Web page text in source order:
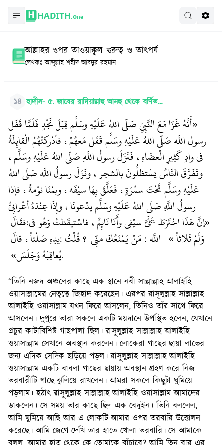
HADITH.One
আল্লাহর ওপর তাওয়াক্কুল গুরুত্ব ও তাৎপর্য
লেখকঃ আব্দুল্লাহ শহীদ আবদুর রহমান
১৪ হাদীস- ৫. জাবের রাদিয়াল্লাহু আনহু থেকে বর্ণিত…
«أَنَّهُ غَزَا مَعَ النَّبِيِّ صَلّى اللهُ عَلَيْهِ وسَلَّم قِبَلَ نَجْدٍ فَلَمَّا قَفَل
رسول اللَّه صَلّى اللهُ عَلَيْهِ وسَلَّم قَفَل مَعهُمْ، فأدْركتْهُمُ الْقائِلَةُ
في وادٍ كَثِيرِ الْعضَاهِ، فَنَزَلَ رسولُ اللَّهِ صَلّى اللهُ عَلَيْهِ وسَلَّم،
وتَفَرَّقَ النَّاسُ يسْتظلُّونَ بالشجر، ونَزَلَ رسولُ اللَّه صَلّى اللهُ
عَلَيْهِ وسَلَّم تَحْتَ سمُرَةٍ، فَعَلَّقَ بِهَا سيْفَه، ونِمْنَا نوْمةً، فإذا
رسولُ اللَّهِ صَلّى اللهُ عَلَيْهِ وسَلَّم يدْعونَا، وإِذَا عِنْدَهُ أعْرابِيُّ
فقَالَ:«إنَّ هَذَا اخْتَرَطَ عَلَيَّ سيْفي وأَنَا نَائِمٌ، فاسْتيقَظتُ وَهُو في
يدِهِ صَلْتاً، قالَ: مَنْ يَمْنَعُكَ منِّي ؟ قُلْتُ : اللَّه ثَلاثاً »وَلَمْ
يُعاقِبْهُ وَجَلَسَ».
“তিনি নজদ অঞ্চলের কাছে এক স্থানে নবী সাল্লাল্লাহ আলাইহি
ওয়াসাল্লামের নেতৃত্বে জিহাদ করেছেন। এরপর রাসূলুল্লাহ সাল্লাল্লাহ
আলাইহি ওয়াসাল্লাম যখন ফিরে আসলেন, তিনিও তাঁর সাথে ফিরে
আসলেন। দুপুরে তারা সকলে একটি ময়দানে উপস্থিত হলেন, যেখানে
প্রচুর কাটাবিশিষ্ট গাছপালা ছিল। রাসূলুল্লাহ সাল্লাল্লাহ আলাইহি
ওয়াসাল্লাম সেখানে অবস্থান করলেন। লোকেরা গাছের ছায়া লাভের
জন্য এদিক সেদিক ছড়িয়ে পড়ল। রাসূলুল্লাহ সাল্লাল্লাহ আলাইহি
ওয়াসাল্লাম একটি বাবলা গাছের ছায়ায় অবস্থান গ্রহণ করে নিজ
তরবারীটি গাছে ঝুলিয়ে রাখলেন। আমরা সকলে কিছুটা ঘুমিয়ে
পড়লাম। হঠাৎ রাসূলুল্লাহ সাল্লাল্লাহ আলাইহি ওয়াসাল্লাম আমাদের
ডাকলেন। সে সময় তার কাছে ছিল এক বেদুইন। তিনি বললেল,
আমি ঘুমিয়ে আছি আর এ লোকটি আমার ওপর তরবারি উত্তোলন
করেছে। আমি জেগে দেখি তার হাতে খোলা তরবারি। সে আমাকে